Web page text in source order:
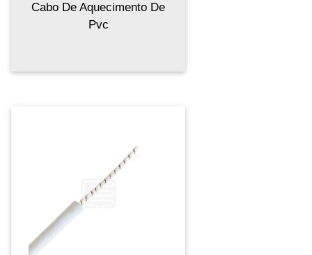
Cabo De Aquecimento De
Pvc